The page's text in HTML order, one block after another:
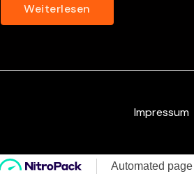
Weiterlesen
Impressum